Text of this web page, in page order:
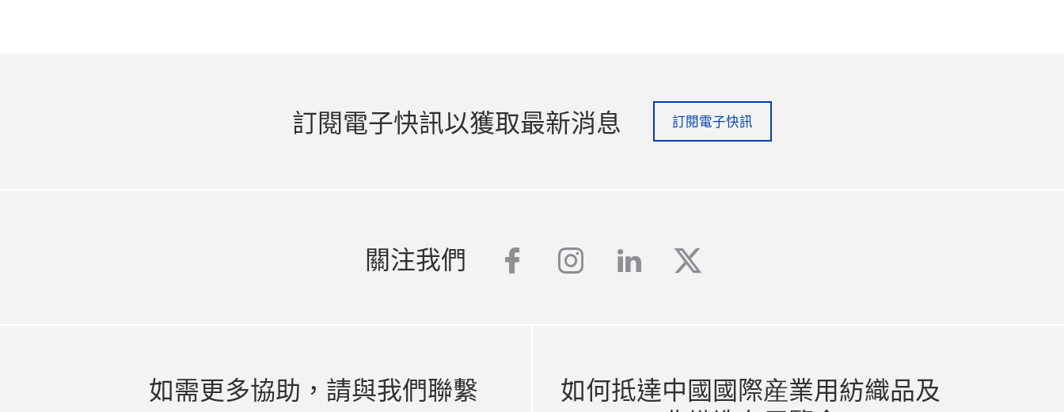
訂閱電子快訊以獲取最新消息 訂閱電子快訊
關注我們 facebook
instagram
linkedintwitter
如需更多協助，請與我們聯繫
如何抵達中國國際産業用紡織品及